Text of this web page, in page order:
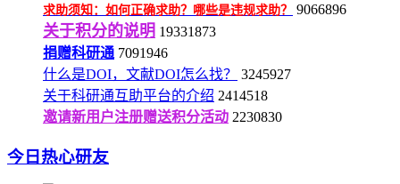
求助须知：如何正确求助？哪些是违规求助？ 9066896
关于积分的说明 19331873
捐赠科研通 7091946
什么是DOI，文献DOI怎么找？
3245927
关于科研通互助平台的介绍 2414518
邀请新用户注册赠送积分活动 2230830
今日热心研友